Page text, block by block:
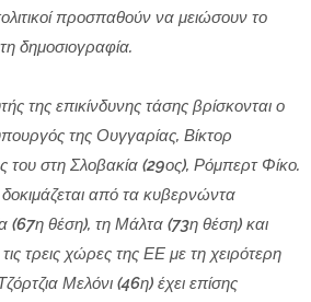
προσπαθούν να μειώσουν το
δημοσιογραφία.
της επικίνδυνης τάσης βρίσκονται ο
της Ουγγαρίας, Βίκτορ
του στη Σλοβακία (29ος), Ρόμπερτ Φίκο.
από τα κυβερνώντα
(67η θέση), τη Μάλτα (73η θέση) και
τρεις χώρες της ΕΕ με τη χειρότερη
Μελόνι (46η) έχει επίσης